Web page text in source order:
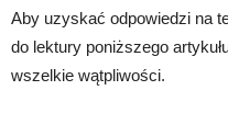
Aby uzyskać odpowiedzi na
do lektury poniższego
wszelkie wątpliwości.